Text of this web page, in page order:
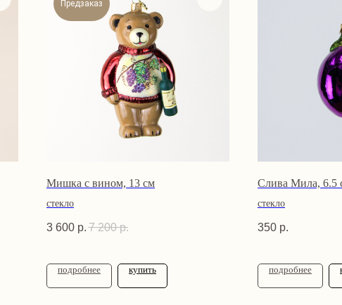
Предзаказ
Мишка с вином, 13 см
стекло
3 600 р. 7 200 р.
подробнее купить
Слива Мила, 6.5
стекло
350 р.
подробнее